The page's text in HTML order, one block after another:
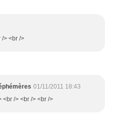
/> <br />
01/11/2011 18:43
<br /> <br /> <br />